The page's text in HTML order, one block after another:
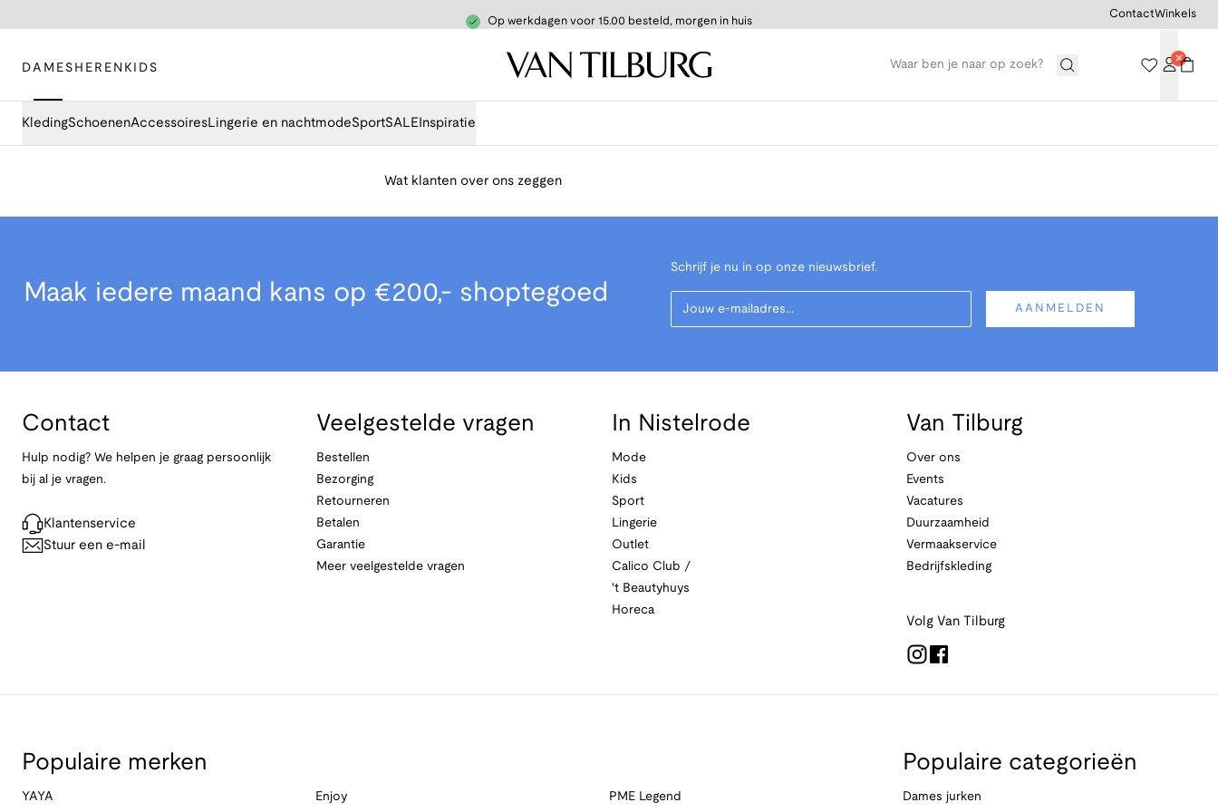
Op werkdagen voor 15.00 besteld, morgen in huis
DAMES HEREN KIDS
KledingSchoenenAccessoiresLingerie en nachtmodeSportSALE Inspiratie
ContactWinkels
Wat klanten over ons zeggen
Maak iedere maand kans op €200,- shoptegoed
Schrijf je nu in op onze nieuwsbrief.
Your Email
AANMELDEN
Contact
Hulp nodig? We helpen je graag persoonlijk
bij al je vragen.
Klantenservice
Stuur een e-mail
Veelgestelde vragen
Bestellen
Bezorging
Retourneren
Betalen
Garantie
Meer veelgestelde vragen
In Nistelrode
Mode
Kids
Sport
Lingerie
Outlet
Calico Club /
't Beautyhuys
Horeca
Van Tilburg
Over ons
Events
Vacatures
Duurzaamheid
Vermaakservice
Bedrijfskleding
Volg Van Tilburg
Populaire merken
YAYA Enjoy PME Legend
Populaire categorieën
Dames jurken